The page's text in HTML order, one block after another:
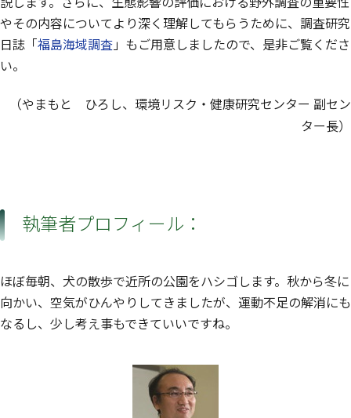
やその内容についてより深く理解してもらうために、調査研究
日誌「福島海域調査 」もご用意しましたので、是非ご覧くださ
い。
（やまもと ひろし、環境リスク・健康研究センター 副セン
ター長）
執筆者プロフィール：
ほぼ毎朝、犬の散歩で近所の公園をハシゴします。秋から冬に
向かい、空気がひんやりしてきましたが、運動不足の解消にも
なるし、少し考え事もできていいですね。